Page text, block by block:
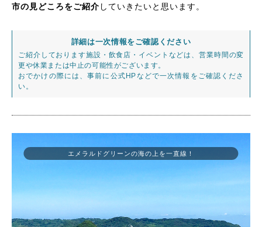
市の見どころをご紹介 していきたいと思います。
詳細は一次情報をご確認ください
ご紹介しております施設・飲食店・イベントなどは、営業時間の変
更や休業または中止の可能性がございます。
おでかけの際には、事前に公式HPなどで一次情報をご確認くださ
い。
エメラルドグリーンの海の上を一直線！